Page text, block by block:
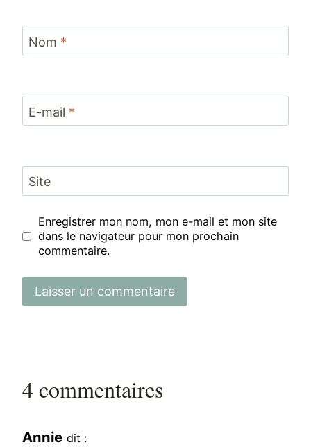
Nom *
E-mail *
Site
Enregistrer mon nom, mon e-mail et mon site
dans le navigateur pour mon prochain
commentaire.
4 commentaires
Annie dit :